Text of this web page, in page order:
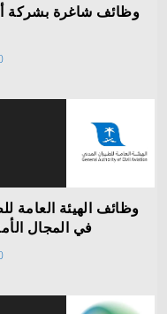
وظائف شاغرة بشركة
وظائف الهيئة العامة
في المجال